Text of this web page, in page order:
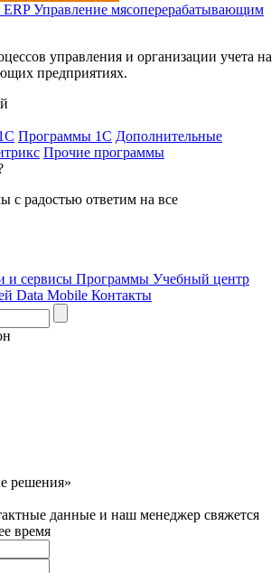
Управление мясоперерабатывающим
управления и организации учета на
предприятиях.
Программы 1С Дополнительные
Прочие программы
с радостью ответим на все
и сервисы Программы Учебный центр
Data Mobile Контакты
решения»
данные и наш менеджер свяжется
время